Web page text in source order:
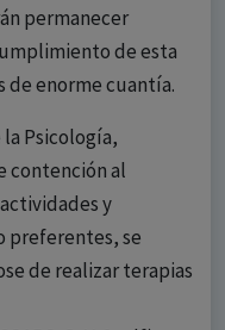
permanecer
de esta
de enorme cuantía.
Psicología,
contención al
y
preferentes, se
de realizar terapias